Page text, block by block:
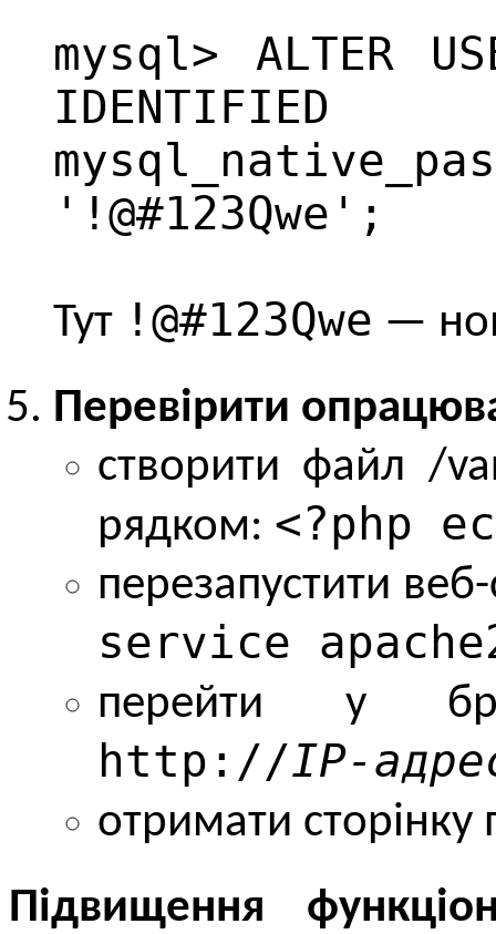
mysql> ALTER
'!@#123Qwe';
Тут !@#123Qwe —
Перевірити
cтворити файл /
рядком: <?php
перезапустити
service
перейти у
http://IP-
отримати
Підвищення